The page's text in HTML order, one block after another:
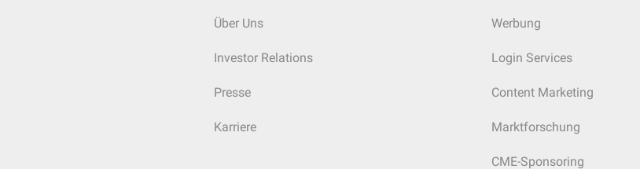
Über Uns
Investor Relations
Presse
Karriere
Werbung
Login Services
Content Marketing
Marktforschung
CME-Sponsoring